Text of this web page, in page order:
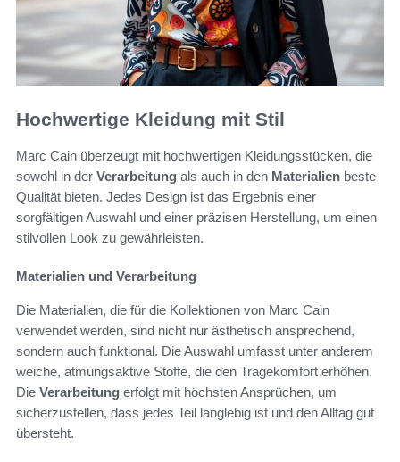
Hochwertige Kleidung mit Stil
Marc Cain überzeugt mit hochwertigen Kleidungsstücken, die
sowohl in der Verarbeitung als auch in den Materialien beste
Qualität bieten. Jedes Design ist das Ergebnis einer
sorgfältigen Auswahl und einer präzisen Herstellung, um einen
stilvollen Look zu gewährleisten.
Materialien und Verarbeitung
Die Materialien, die für die Kollektionen von Marc Cain
verwendet werden, sind nicht nur ästhetisch ansprechend,
sondern auch funktional. Die Auswahl umfasst unter anderem
weiche, atmungsaktive Stoffe, die den Tragekomfort erhöhen.
Die Verarbeitung erfolgt mit höchsten Ansprüchen, um
sicherzustellen, dass jedes Teil langlebig ist und den Alltag gut
übersteht.